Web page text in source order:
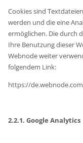
Cookies sind
werden und die eine
ermöglichen. Die durch
Ihre Benutzung dieser
Webnode weiter
folgendem Link:
https://
2.2.1. Google Analytics